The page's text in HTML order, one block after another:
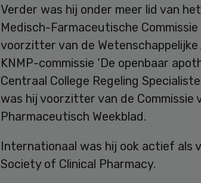
Verder was hij onder meer lid van
Medisch-Farmaceutische
voorzitter van de
KNMP-commissie ‘De openbaar
Centraal College Regeling
was hij voorzitter van de Commissie
Pharmaceutisch Weekblad.
Internationaal was hij ook actief als
Society of Clinical Pharmacy.